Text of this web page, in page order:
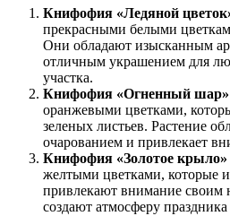
Книфофия «Ледяной
прекрасными белыми
Они обладают изысканным
отличным украшением для
участка.
Книфофия «Огненный шар»
оранжевыми цветками,
зеленых листьев. Растение
очарованием и привлекает
Книфофия «Золотое крыло»
желтыми цветками, которые
привлекают внимание
создают атмосферу